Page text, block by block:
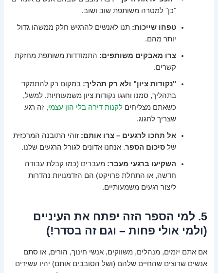
"כן" למטרה משותפת שוב ושוב.
טפחו שייכות: תנו לאנשים להרגיש חלק ממשהו גדול
יותר מהם.
צרו מאבקים משותפים: התמודדות משותפת מחזקת
קשרים.
"נקודות ציון" ולא רק תהליך: במקום רק להתמקד
בתהליך, סמנו וחגגו נקודות ציון משמעותיות. למשל,
כשאתם מצליחיםלקנות דירה בלי הון עצמי, זה רגע
שצריך לחגוג.
אל תחכו לרגעים – צרו אותם: זוהי התובנה המרכזית
שלסיכום הספר. אנחנו אדונים לגורל הרגעים שלנו.
השקיעו ברגעי מעבר: מעברים (כמו קבלת עבודה
חדשה, או התחלת פרויקט) הם הזדמנויות נהדרות
ליצור רגעים משמעותיים.
5. למי הספר הזה יפתח את העיניים
(ולמי אולי פחות – וגם זה בסדר!)
אם אתם יזמים, מנהלים, משווקים, אנשי חינוך, הורים, או סתם
אנשים שרוצים שהחיים שלהם (ושל הסובבים אותם) יהיו עשירים